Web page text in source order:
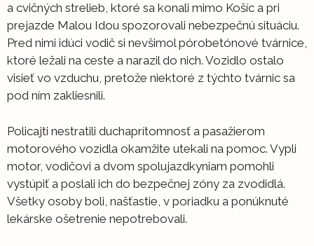
a cvičných strelieb, ktoré sa konali mimo Košíc a pri
prejazde Malou Idou spozorovali nebezpečnú situáciu.
Pred nimi idúci vodič si nevšimol pórobetónové tvárnice,
ktoré ležali na ceste a narazil do nich. Vozidlo ostalo
visieť vo vzduchu, pretože niektoré z týchto tvárnic sa
pod ním zakliesnili.
Policajti nestratili duchaprítomnosť a pasažierom
motorového vozidla okamžite utekali na pomoc. Vypli
motor, vodičovi a dvom spolujazdkyniam pomohli
vystúpiť a poslali ich do bezpečnej zóny za zvodidlá.
Všetky osoby boli, našťastie, v poriadku a ponúknuté
lekárske ošetrenie nepotrebovali.